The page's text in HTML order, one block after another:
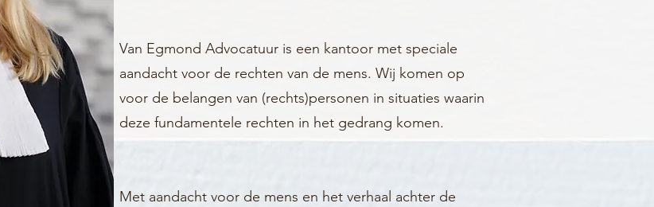
Van Egmond Advocatuur is een kantoor met speciale
aandacht voor de rechten van de mens. Wij komen op
voor de belangen van (rechts)personen in situaties waarin
deze fundamentele rechten in het gedrang komen.
Met aandacht voor de mens en het verhaal achter de